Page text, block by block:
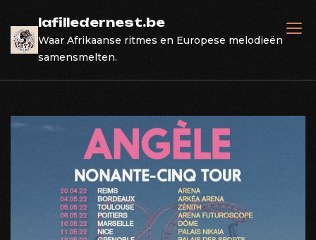
content
lafilledernest.be
Waar Afrikaanse ritmes en Europese melodieën
samensmelten.